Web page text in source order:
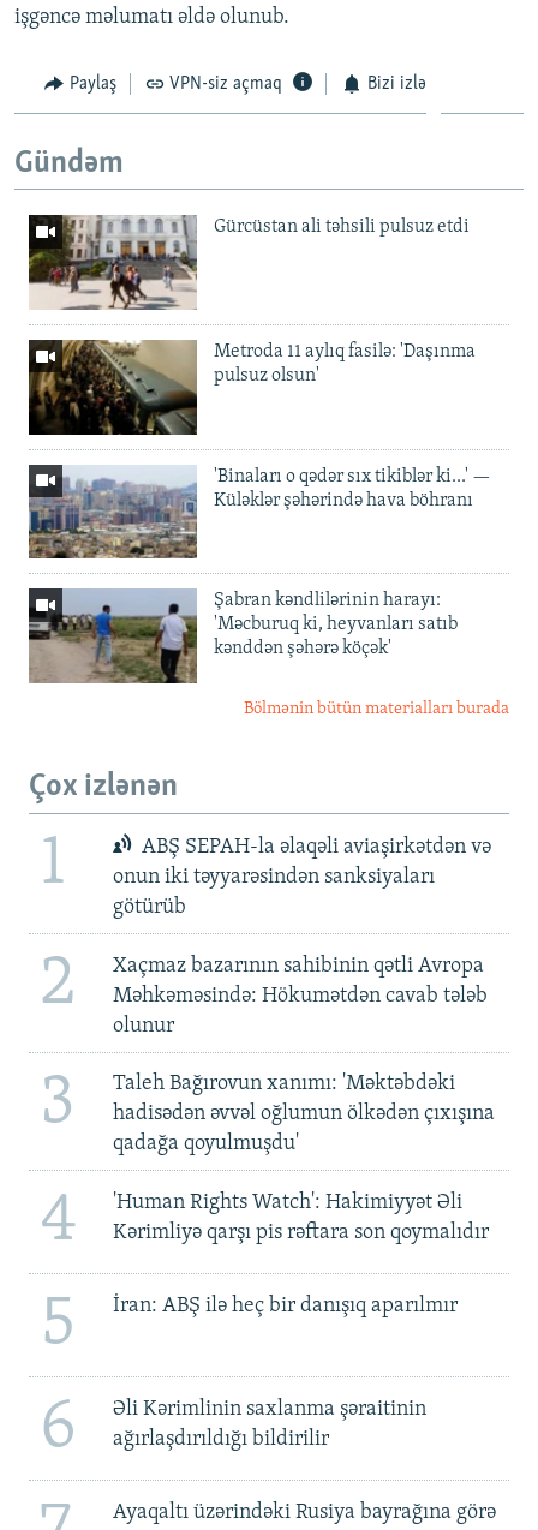
işgəncə məlumatı əldə olunub.
Paylaş VPN-siz açmaq Bizi izlə
Gündəm
Gürcüstan ali təhsili pulsuz etdi
Metroda 11 aylıq fasilə: 'Daşınma
pulsuz olsun'
'Binaları o qədər sıx tikiblər ki...' —
Küləklər şəhərində hava böhranı
Şabran kəndlilərinin harayı:
'Məcburuq ki, heyvanları satıb
kənddən şəhərə köçək'
Bölmənin bütün materialları burada
Çox izlənən
1
ABŞ SEPAH-la əlaqəli aviaşirkətdən və
onun iki təyyarəsindən sanksiyaları
götürüb
2
Xaçmaz bazarının sahibinin qətli Avropa
Məhkəməsində: Hökumətdən cavab tələb
olunur
3
Taleh Bağırovun xanımı: 'Məktəbdəki
hadisədən əvvəl oğlumun ölkədən çıxışına
qadağa qoyulmuşdu'
4
'Human Rights Watch': Hakimiyyət Əli
Kərimliyə qarşı pis rəftara son qoymalıdır
5 İran: ABŞ ilə heç bir danışıq aparılmır
6
Əli Kərimlinin saxlanma şəraitinin
ağırlaşdırıldığı bildirilir
Ayaqaltı üzərindəki Rusiya bayrağına görə